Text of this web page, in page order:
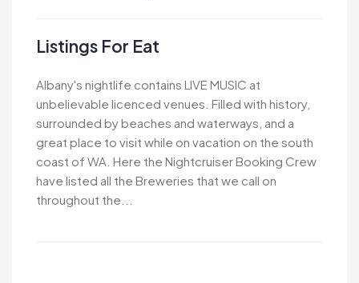
Listings For Eat
Albany's nightlife contains LIVE MUSIC at
unbelievable licenced venues. Filled with history,
surrounded by beaches and waterways, and a
great place to visit while on vacation on the south
coast of WA. Here the Nightcruiser Booking Crew
have listed all the Breweries that we call on
throughout the...